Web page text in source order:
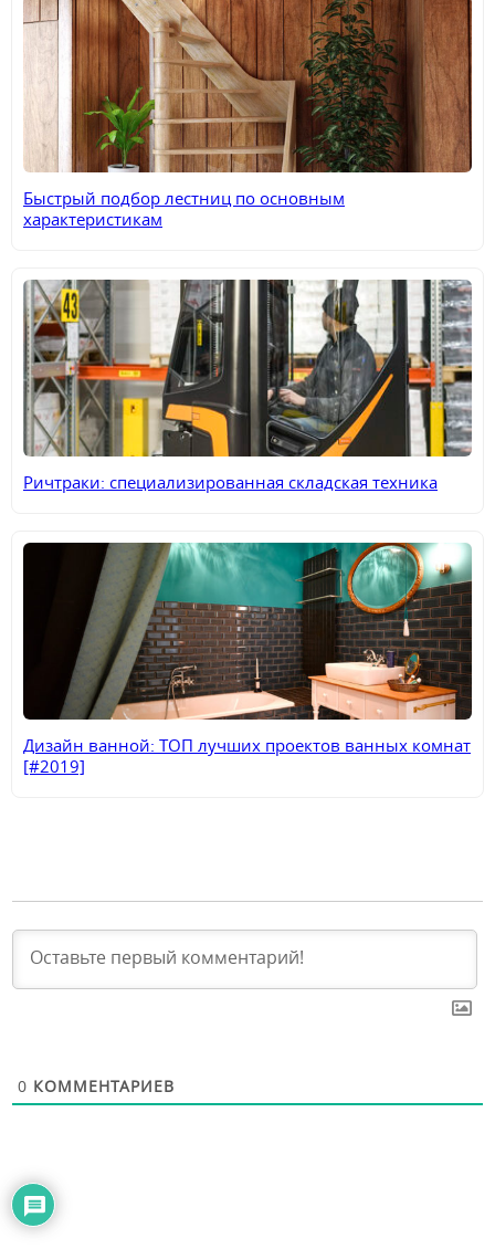
Быстрый подбор лестниц по основным
характеристикам
Ричтраки: специализированная складская техника
Дизайн ванной: ТОП лучших проектов ванных комнат
[#2019]
0 КОММЕНТАРИЕВ